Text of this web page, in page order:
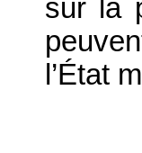
sur la
l’État